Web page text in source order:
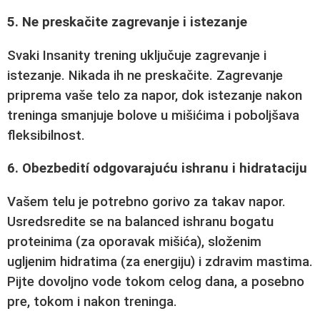
5. Ne preskačite zagrevanje i istezanje
Svaki Insanity trening uključuje zagrevanje i
istezanje. Nikada ih ne preskačite. Zagrevanje
priprema vaše telo za napor, dok istezanje nakon
treninga smanjuje bolove u mišićima i poboljšava
fleksibilnost.
6. Obezbedití odgovarajuću ishranu i hidrataciju
Vašem telu je potrebno gorivo za takav napor.
Usredsredite se na balanced ishranu bogatu
proteinima (za oporavak mišića), složenim
ugljenim hidratima (za energiju) i zdravim mastima.
Pijte dovoljno vode tokom celog dana, a posebno
pre, tokom i nakon treninga.